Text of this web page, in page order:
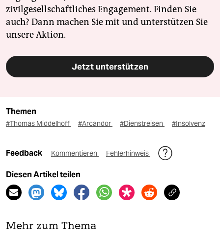
zivilgesellschaftliches Engagement. Finden Sie
auch? Dann machen Sie mit und unterstützen Sie
unsere Aktion.
Jetzt unterstützen
Themen
#Thomas Middelhoff #Arcandor #Dienstreisen #Insolvenz
Feedback Kommentieren Fehlerhinweis
Diesen Artikel teilen
Mehr zum Thema